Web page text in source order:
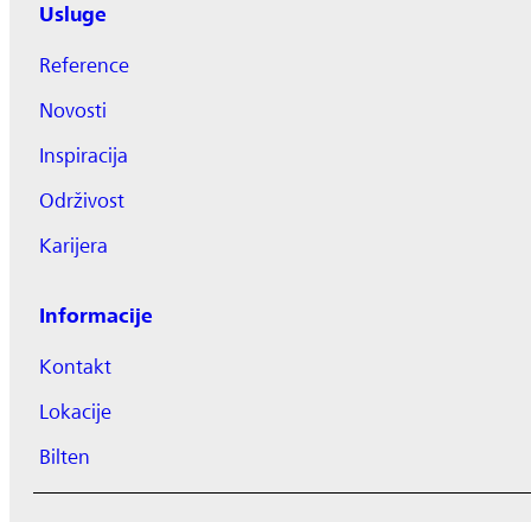
Usluge
Reference
Novosti
Inspiracija
Održivost
Karijera
Informacije
Kontakt
Lokacije
Bilten